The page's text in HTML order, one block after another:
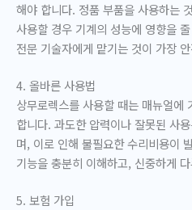
해야 합니다. 정품 부품을 사용하는
사용할 경우 기계의 성능에 영향을
전문 기술자에게 맡기는 것이 가장
4. 올바른 사용법
상무로렉스를 사용할 때는 매뉴얼에
합니다. 과도한 압력이나 잘못된 사
며, 이로 인해 불필요한 수리비용이
기능을 충분히 이해하고, 신중하게
5. 보험 가입